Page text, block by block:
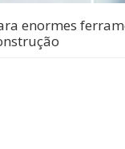
enormes